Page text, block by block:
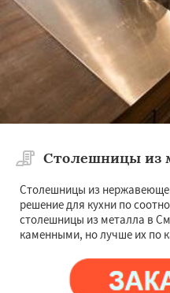
Столешницы из
Столешницы из
решение для кухни по
столешницы из металла в
каменными, но лучше их по